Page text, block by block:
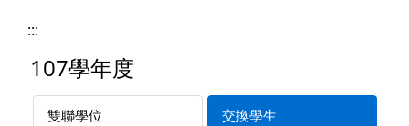
:::
107學年度
雙聯學位 交換學生